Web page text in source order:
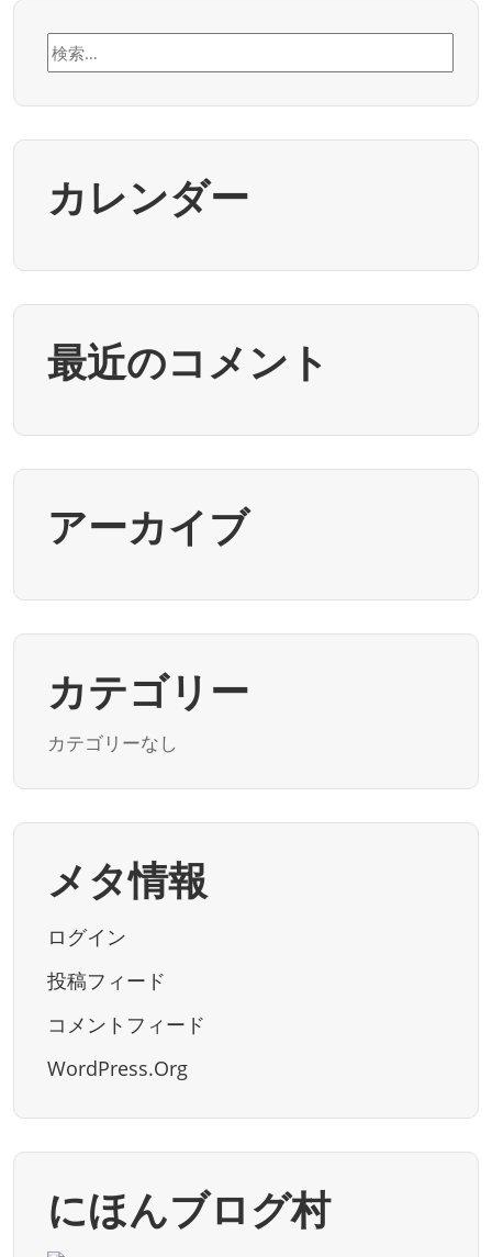
検
索:
カレンダー
最近のコメント
アーカイブ
カテゴリー
カテゴリーなし
メタ情報
ログイン
投稿フィード
コメントフィード
WordPress.org
にほんブログ村